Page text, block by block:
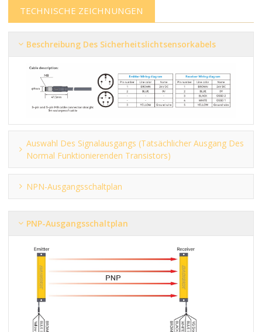
TECHNISCHE ZEICHNUNGEN
Beschreibung Des Sicherheitslichtsensorkabels
Auswahl Des Signalausgangs (tatsächlicher Ausgang Des
Normal Funktionierenden Transistors)
NPN-Ausgangsschaltplan
PNP-Ausgangsschaltplan